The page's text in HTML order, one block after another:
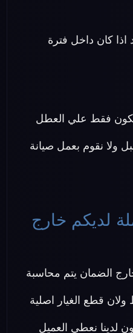
اذا كان داخل فترة
فقط علي العطل
ولا نقوم بعمل صيانة
لديكم خارج
الضمان يتم محاسبة
قطع الغيار اصلية
لدينا نعطي العميل